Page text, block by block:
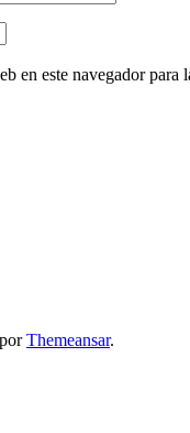
en este navegador para
porThemeansar.